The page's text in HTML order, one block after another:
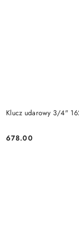
Klucz udarowy 3/4"
Cena:
678.00